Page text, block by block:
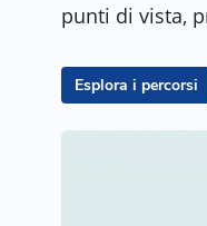
punti di vista,
Esplora i percorsi